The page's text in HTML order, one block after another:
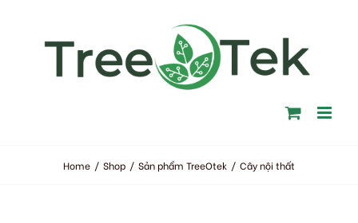
Home / Shop / Sản phẩm TreeOtek / Cây nội thất